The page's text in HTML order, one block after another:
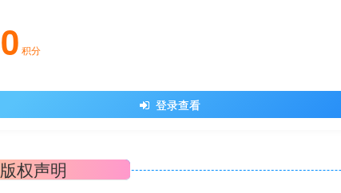
0 积分
登录查看
版权声明